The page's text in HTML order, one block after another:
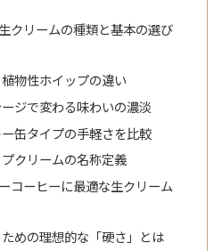
クリームの種類と基本の選び
物性ホイップの違い
ジで変わる味わいの濃淡
缶タイプの手軽さを比較
クリームの名称定義
コーヒーに最適な生クリーム
めの理想的な「硬さ」とは